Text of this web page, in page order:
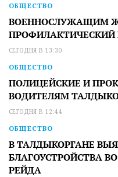
ОБЩЕСТВО
ВОЕННОСЛУЖАЩИМ
ПРОФИЛАКТИЧЕСКИЙ
СЕГОДНЯ В 13:30
ОБЩЕСТВО
ПОЛИЦЕЙСКИЕ И
ВОДИТЕЛЯМ
СЕГОДНЯ В 12:44
ОБЩЕСТВО
В ТАЛДЫКОРГАНЕ
БЛАГОУСТРОЙСТВА
РЕЙДА